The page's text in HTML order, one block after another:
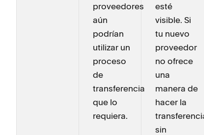
proveedores
aún
podrían
utilizar un
proceso
de
transferencia
que lo
requiera.
esté
visible. Si
tu nuevo
proveedor
no ofrece
una
manera de
hacer la
transferencia
sin